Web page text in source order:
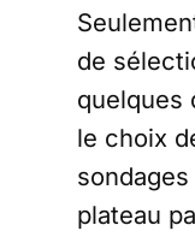
de
quelques
le choix
plateau